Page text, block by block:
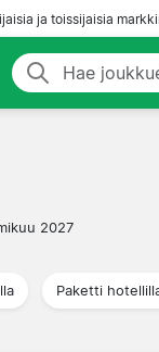
ja toissijaisia
2027
Paketti